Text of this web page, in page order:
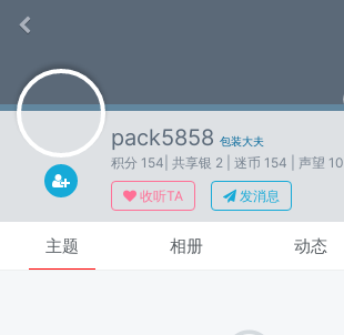
pack5858 包装大夫
积分 154 | 共享银 2 | 迷币 154
| 声望 10
收听TA
发消息
主题 相册 动态